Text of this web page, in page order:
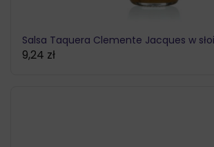
Salsa Taquera Clemente Jacques w
9,24 zł